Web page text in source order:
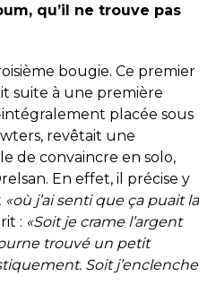
qu’il ne trouve pas
bougie. Ce premier
suite à une première
placée sous
revêtait une
de convaincre en solo,
En effet, il précise y
«où j’ai senti que ça puait la
: «Soit je crame l’argent
trouvé un petit
Soit j’enclenche